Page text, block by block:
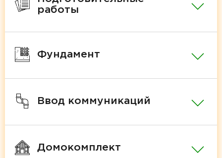
работы
Фундамент
Ввод коммуникаций
Домокомплект